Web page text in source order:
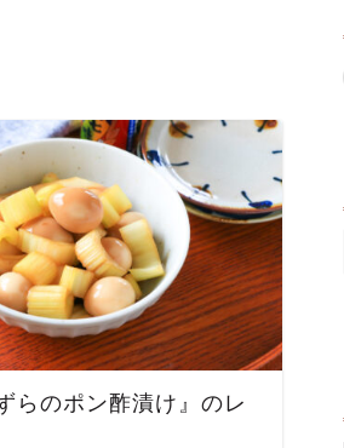
らのポン酢漬け』のレ